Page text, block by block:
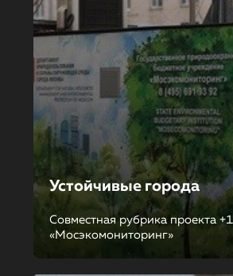
Устойчивые города
Совместная рубрика проекта
«Мосэкомониторинг»